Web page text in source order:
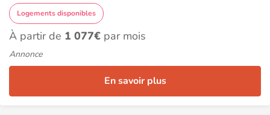
Logements disponibles
À partir de 1 077€ par mois
Annonce
En savoir plus